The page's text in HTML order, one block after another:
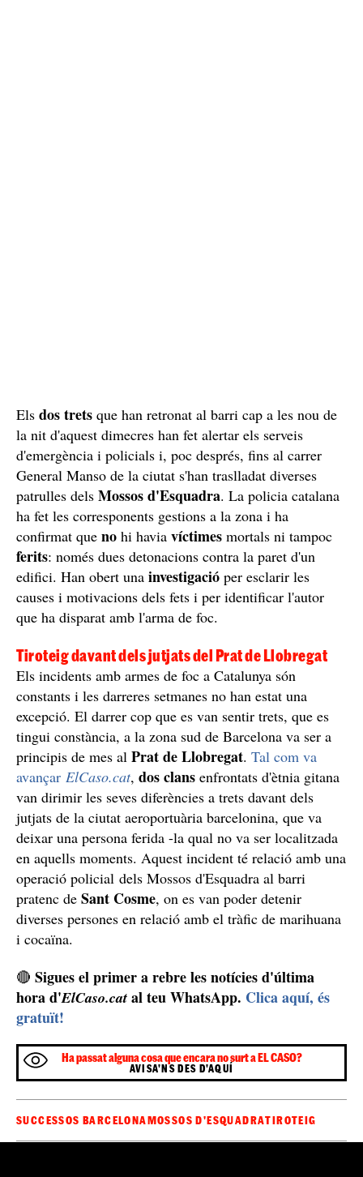
Els dos trets que han retronat al barri cap a les nou de
la nit d'aquest dimecres han fet alertar els serveis
d'emergència i policials i, poc després, fins al carrer
General Manso de la ciutat s'han traslladat diverses
patrulles dels Mossos d'Esquadra. La policia catalana
ha fet les corresponents gestions a la zona i ha
confirmat que no hi havia víctimes mortals ni tampoc
ferits: només dues detonacions contra la paret d'un
edifici. Han obert una investigació per esclarir les
causes i motivacions dels fets i per identificar l'autor
que ha disparat amb l'arma de foc.
Tiroteig davant dels jutjats del Prat de Llobregat
Els incidents amb armes de foc a Catalunya són
constants i les darreres setmanes no han estat una
excepció. El darrer cop que es van sentir trets, que es
tingui constància, a la zona sud de Barcelona va ser a
principis de mes al Prat de Llobregat. Tal com va
avançar ElCaso.cat, dos clans enfrontats d'ètnia gitana
van dirimir les seves diferències a trets davant dels
jutjats de la ciutat aeroportuària barcelonina, que va
deixar una persona ferida -la qual no va ser localitzada
en aquells moments. Aquest incident té relació amb una
operació policial dels Mossos d'Esquadra al barri
pratenc de Sant Cosme, on es van poder detenir
diverses persones en relació amb el tràfic de marihuana
i cocaïna.
🔴 Sigues el primer a rebre les notícies d'última
hora d'ElCaso.cat al teu WhatsApp. Clica aquí, és
gratuït!
Ha passat alguna cosa que encara no surt a EL CASO?
AVISA'NS DES D'AQUÍ
SUCCESSOS BARCELONAMOSSOS D'ESQUADRATIROTEIG